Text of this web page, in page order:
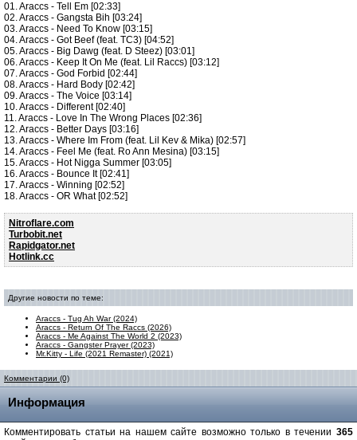
01. Araccs - Tell Em [02:33]
02. Araccs - Gangsta Bih [03:24]
03. Araccs - Need To Know [03:15]
04. Araccs - Got Beef (feat. TC3) [04:52]
05. Araccs - Big Dawg (feat. D Steez) [03:01]
06. Araccs - Keep It On Me (feat. Lil Raccs) [03:12]
07. Araccs - God Forbid [02:44]
08. Araccs - Hard Body [02:42]
09. Araccs - The Voice [03:14]
10. Araccs - Different [02:40]
11. Araccs - Love In The Wrong Places [02:36]
12. Araccs - Better Days [03:16]
13. Araccs - Where Im From (feat. Lil Kev & Mika) [02:57]
14. Araccs - Feel Me (feat. Ro Ann Mesina) [03:15]
15. Araccs - Hot Nigga Summer [03:05]
16. Araccs - Bounce It [02:41]
17. Araccs - Winning [02:52]
18. Araccs - OR What [02:52]
Nitroflare.com
Turbobit.net
Rapidgator.net
Hotlink.cc
Другие новости по теме:
Araccs - Tug Ah War (2024)
Araccs - Return Of The Raccs (2026)
Araccs - Me Against The World 2 (2023)
Araccs - Gangster Prayer (2023)
Mr.Kitty - Life (2021 Remaster) (2021)
Комментарии (0)
Информация
Комментировать статьи на нашем сайте возможно только в течении 365